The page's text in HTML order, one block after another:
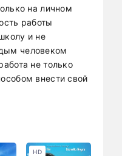
на личном
работы
и не
человеком
не только
внести свой
HD